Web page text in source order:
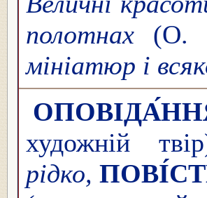
полотнах (О.
мініатюр і
художній
рідко,